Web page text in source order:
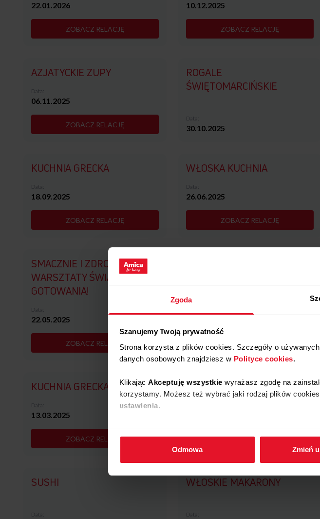
Zgoda
Szanujemy Twoją prywatność
Strona korzysta z plików cookies. Szczegóły o
danych osobowych znajdziesz w Polityce cookies.
Klikając Akceptuję wszystkie wyrażasz zgodę na
korzystamy. Możesz też wybrać jaki rodzaj plików
ustawienia.
W każdej chwili możesz zmienić wybrane przez Ciebie
Odmowa
Zmień
22.01.2026
ZOBACZ RELACJĘ
10.12.2025
ZOBACZ RELACJĘ
AZJATYCKIE ZUPY
06.11.2025
ZOBACZ RELACJĘ
ROGALE
ŚWIĘTOMARCIŃSKIE
30.10.2025
KUCHNIA GRECKA
18.09.2025
ZOBACZ RELACJĘ
WŁOSKA KUCHNIA
26.06.2025
ZOBACZ RELACJĘ
SMACZNIE I ZDROWO -
WARSZTATY ŚWIADOMEGO
GOTOWANIA!
22.05.2025
ZOBACZ RELACJĘ ZOBACZ RELACJĘ
KUCHNIA GRECKA
13.03.2025
ZOBACZ RELACJĘ
AZJATYCKIE ZUPY
ZOBACZ RELACJĘ
SUSHI WŁOSKIE MAKARONY